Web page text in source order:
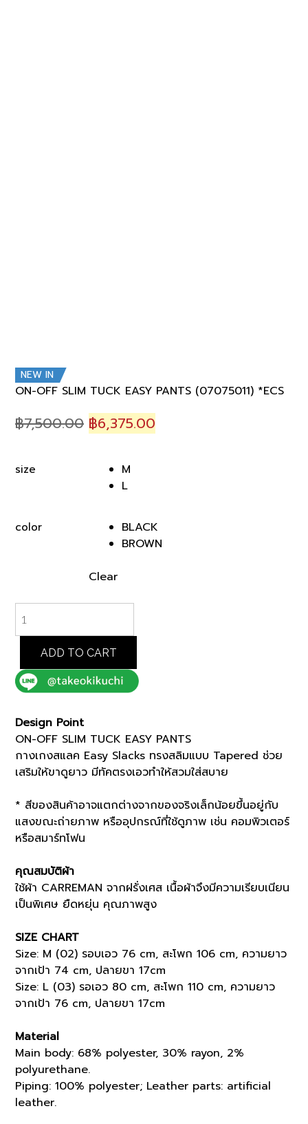
NEW IN
ON-OFF SLIM TUCK EASY PANTS (07075011) *ECS
฿7,500.00 Original
was:
฿7,500.00.
฿6,375.00
size
M
L
color
BLACK
BROWN
Clear
OFF
SLIM
TUCK
EASY
PANTS
(07075011)
quantity
ADD TO CART
Design Point
ON-OFF SLIM TUCK EASY PANTS
กางเกงสแลค Easy Slacks ทรงสลิมแบบ Tapered ช่วย
เสริมให้ขาดูยาว มีทัคตรงเอวทำให้สวมใส่สบาย
* สีของสินค้าอาจแตกต่างจากของจริงเล็กน้อยขึ้นอยู่กับ
แสงขณะถ่ายภาพ หรืออุปกรณ์ที่ใช้ดูภาพ เช่น คอมพิวเตอร์
หรือสมาร์ทโฟน
คุณสมบัติผ้า
ใช้ผ้า CARREMAN จากฝรั่งเศส เนื้อผ้าจึงมีความเรียบเนียน
เป็นพิเศษ ยืดหยุ่น คุณภาพสูง
SIZE CHART
Size: M (02) รอบเอว 76 cm, สะโพก 106 cm, ความยาว
จากเป้า 74 cm, ปลายขา 17cm
Size: L (03) รอเอว 80 cm, สะโพก 110 cm, ความยาว
จากเป้า 76 cm, ปลายขา 17cm
Material
Main body: 68% polyester, 30% rayon, 2%
polyurethane.
Piping: 100% polyester; Leather parts: artificial
leather.